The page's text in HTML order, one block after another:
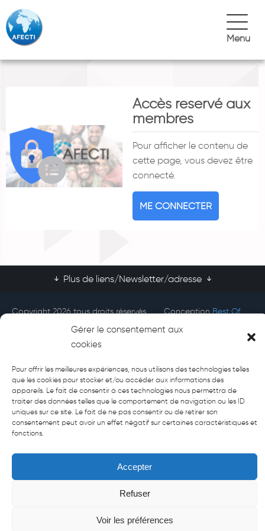
Gérer le consentement aux
cookies
Pour offrir les meilleures expériences, nous utilisons des technologies telles
que les cookies pour stocker et/ou accéder aux informations des
appareils. Le fait de consentir à ces technologies nous permettra de
traiter des données telles que le comportement de navigation ou les ID
uniques sur ce site. Le fait de ne pas consentir ou de retirer son
consentement peut avoir un effet négatif sur certaines caractéristiques et
fonctions.
Accepter
Refuser
Voir les préférences
Menu
Accès reservé aux
membres
Pour afficher le contenu de
cette page, vous devez être
connecté.
ME CONNECTER
Plus de liens/Newsletter/adresse
Copyright 2026 tous droits réservés
ConceptionBest Of
Site